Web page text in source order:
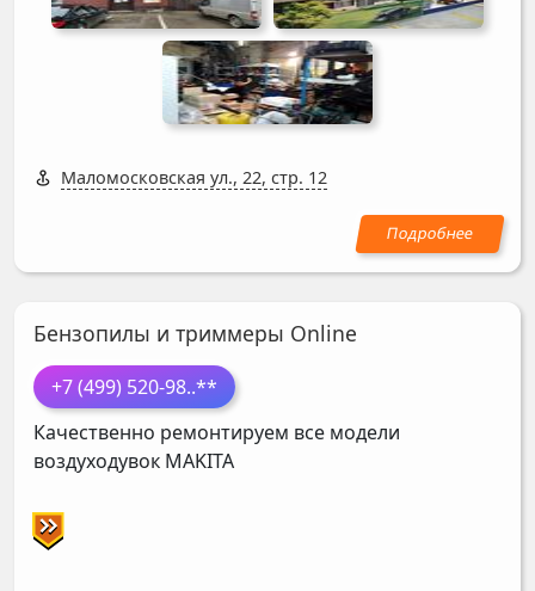
Маломосковская ул., 22, стр. 12
Бензопилы и триммеры Online
+7 (499) 520-98..**
Качественно ремонтируем все модели
воздуходувок MAKITA